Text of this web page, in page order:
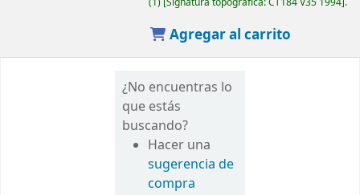
Agregar al carrito
¿No encuentras lo
que estás
buscando?
Hacer una
sugerencia de
compra